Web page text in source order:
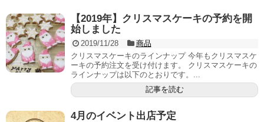
【2019年】クリスマスケーキの予約を開
始しました
2019/11/28
商品
クリスマスケーキのラインナップ 今年もクリスマスケ
ーキの予約注文を受け付けます。 クリスマスケーキの
ラインナップは以下のとおりです。...
記事を読む
4月のイベント出店予定